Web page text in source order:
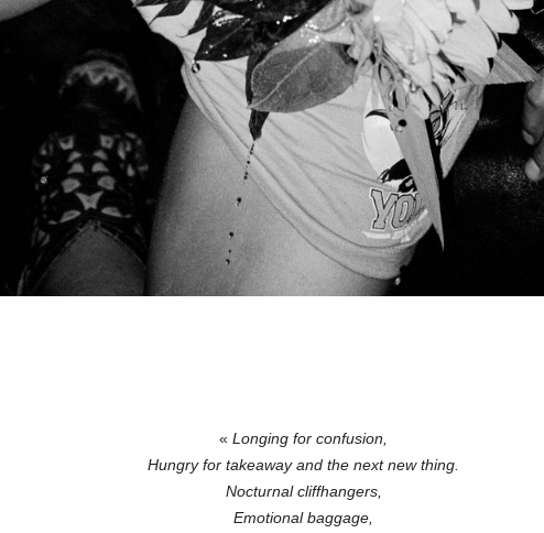
« Longing for confusion,
Hungry for takeaway and the next new thing.
Nocturnal cliffhangers,
Emotional baggage,